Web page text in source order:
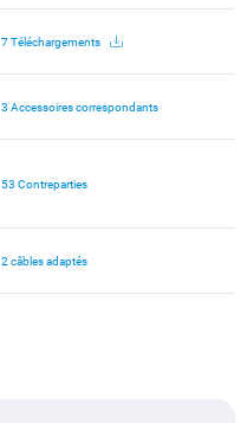
7 Téléchargements
3 Accessoires correspondants
53 Contreparties
2 câbles adaptés